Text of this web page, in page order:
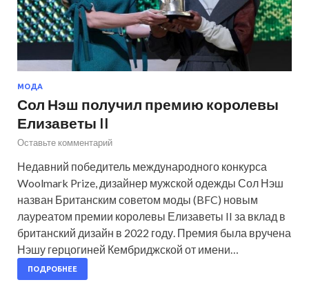
МОДА
Сол Нэш получил премию королевы
Елизаветы II
Оставьте комментарий
Недавний победитель международного конкурса
Woolmark Prize, дизайнер мужской одежды Сол Нэш
назван Британским советом моды (BFC) новым
лауреатом премии королевы Елизаветы II за вклад в
британский дизайн в 2022 году. Премия была вручена
Нэшу герцогиней Кембриджской от имени…
ПОДРОБНЕЕ